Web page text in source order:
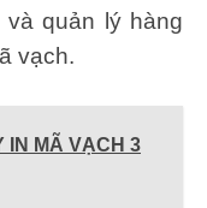
quản lý hàng
vạch.
IN MÃ VẠCH 3